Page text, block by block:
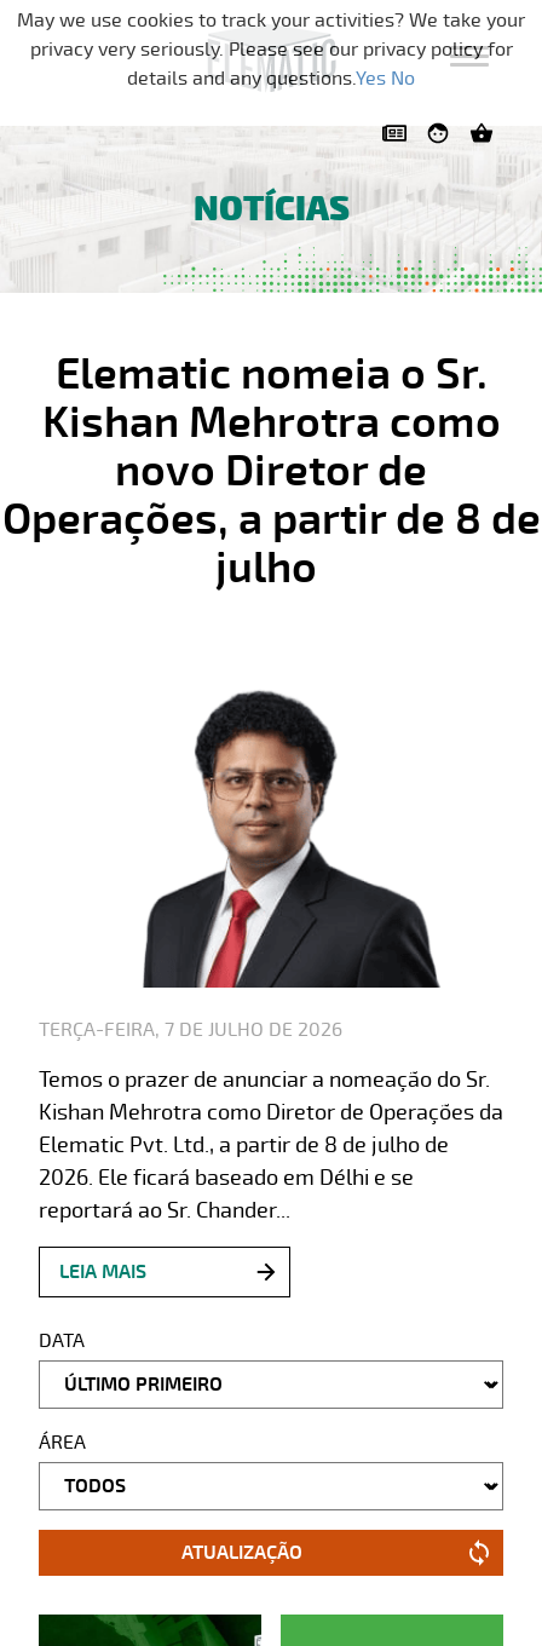
Pular a navegação
NOTÍCIAS
Elematic nomeia o Sr.
Kishan Mehrotra como
novo Diretor de
Operações, a partir de 8 de
julho
TERÇA-FEIRA, 7 DE JULHO DE 2026
Temos o prazer de anunciar a nomeação do Sr.
Kishan Mehrotra como Diretor de Operações da
Elematic Pvt. Ltd., a partir de 8 de julho de
2026. Ele ficará baseado em Délhi e se
reportará ao Sr. Chander...
LEIA MAIS
DATA
ÁREA
ATUALIZAÇÃO
May we use cookies to track your activities? We take your
privacy very seriously. Please see our privacy policy for
details and any questions.Yes No